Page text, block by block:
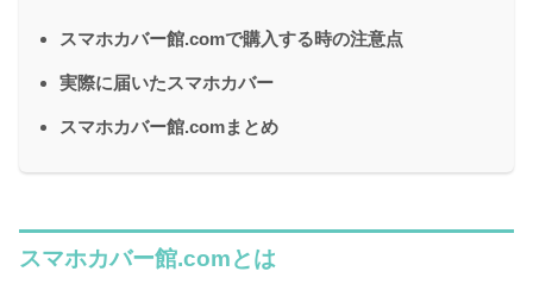
スマホカバー館.comで購入する時の注意点
実際に届いたスマホカバー
スマホカバー館.comまとめ
スマホカバー館.comとは